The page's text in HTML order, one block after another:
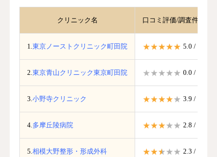
クリニック名 口コミ評価/調査件数（
1. 東京ノーストクリニック町田院 5.0 / 5.0（
2. 東京青山クリニック東京町田院 0.0 / 5.0（
3. 小野寺クリニック 3.9 / 5.0（
4. 多摩丘陵病院 2.8 / 5.0（
5. 相模大野整形・形成外科 2.3 / 5.0（